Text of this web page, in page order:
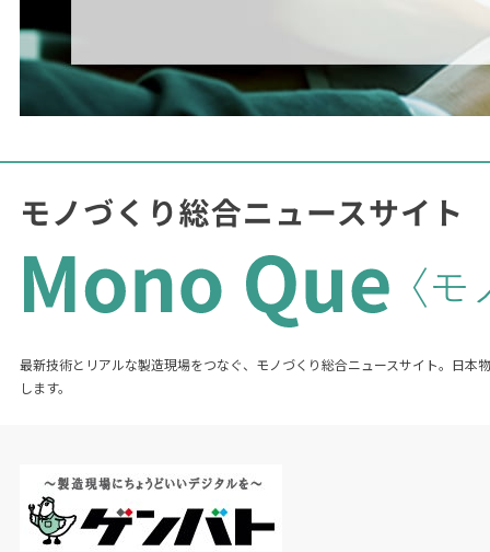
最新技術とリアルな製造現場をつなぐ、モノづくり総合ニュースサイト。日本
します。